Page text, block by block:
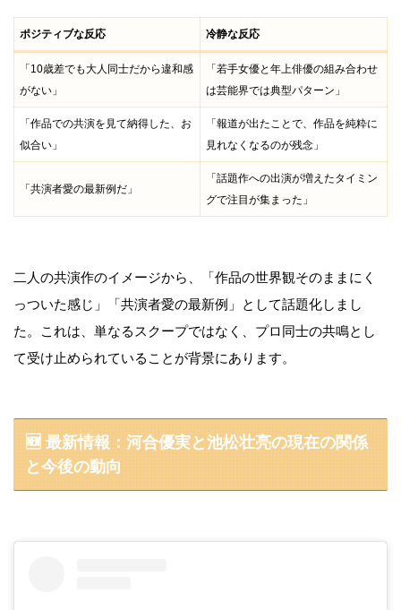
ポジティブな反応 冷静な反応
「10歳差でも大人同士だから違和感
がない」
「若手女優と年上俳優の組み合わせ
は芸能界では典型パターン」
「作品での共演を見て納得した、お
似合い」
「報道が出たことで、作品を純粋に
見れなくなるのが残念」
「共演者愛の最新例だ」
「話題作への出演が増えたタイミン
グで注目が集まった」
二人の共演作のイメージから、「作品の世界観そのままにく
っついた感じ」「共演者愛の最新例」として話題化しまし
た。これは、単なるスクープではなく、プロ同士の共鳴とし
て受け止められていることが背景にあります。
🆕 最新情報：河合優実と池松壮亮の現在の関係
と今後の動向